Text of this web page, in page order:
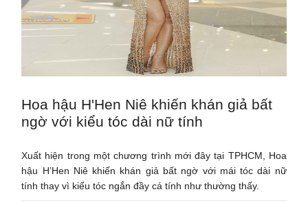
Hoa hậu H'Hen Niê khiến khán giả bất
ngờ với kiểu tóc dài nữ tính
Xuất hiện trong một chương trình mới đây tại TPHCM, Hoa
hậu H’Hen Niê khiến khán giả bất ngờ với mái tóc dài nữ
tính thay vì kiểu tóc ngắn đầy cá tính như thường thấy.